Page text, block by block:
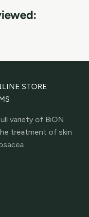
STORE
variety of BiON
treatment of skin